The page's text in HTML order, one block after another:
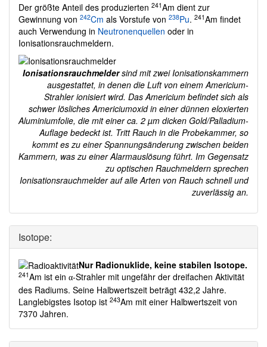
Der größte Anteil des produzierten 241Am dient zur
Gewinnung von 242Cm als Vorstufe von 238Pu. 241Am findet
auch Verwendung in Neutronenquellen oder in
Ionisationsrauchmeldern.
Ionisationsrauchmeldersind mit zwei Ionisationskammern
ausgestattet, in denen die Luft von einem Americium-
Strahler ionisiert wird. Das Americium befindet sich als
schwer lösliches Americiumoxid in einer dünnen eloxierten
Aluminiumfolie, die mit einerca. 2 µm dicken Gold/Palladium-
Auflage bedeckt ist. Tritt Rauch in die Probekammer, so
kommt es zu einer Spannungsänderung zwischen beiden
Kammern, was zu einer Alarmauslösung führt. Im Gegensatz
zu optischen Rauchmeldern sprechen
Ionisationsrauchmelder auf alle Arten von Rauch schnell und
zuverlässig an.
Isotope:
Nur Radionuklide, keine stabilen Isotope.
241Am ist ein α-Strahler mit ungefähr der dreifachen Aktivität
des Radiums. Seine Halbwertszeit beträgt 432,2 Jahre.
Langlebigstes Isotop ist 243Am mit einer Halbwertszeit von
7370 Jahren.